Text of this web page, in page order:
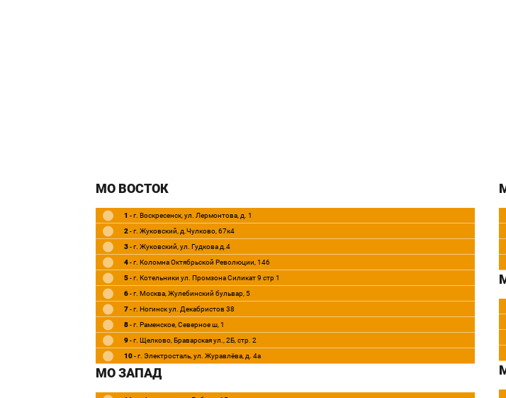
МО ВОСТОК
1 - г. Воскресенск, ул. Лермонтова, д. 1
2- г. Жуковский, д.Чулково, 67к4
3- г. Жуковский, ул. Гудкова д.4
4- г. Коломна Октябрьской Революции, 146
5- г. Котельники ул. Промзона Силикат 9 стр 1
6- г. Москва, Жулебинский бульвар, 5
7- г. Ногинск ул. Декабристов 38
8- г. Раменское, Северное ш, 1
9- г. Щелково, Браварская ул., 2Б, стр. 2
10- г. Электросталь, ул. Журавлёва, д. 4а
МО ЗАПАД